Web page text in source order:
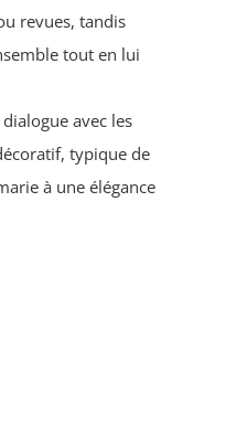
revues, tandis
tout en lui
avec les
typique de
à une élégance